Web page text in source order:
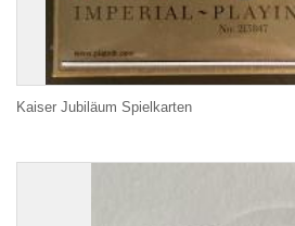
Kaiser Jubiläum Spielkarten